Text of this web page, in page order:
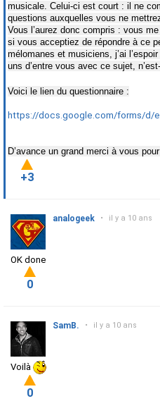
musicale. Celui-ci est court : il ne
questions auxquelles vous ne
Vous l’aurez donc compris : vous
si vous acceptiez de répondre à ce
mélomanes et musiciens, j’ai
uns d’entre vous avec ce sujet,
Voici le lien du questionnaire :
https://docs.google.com/forms/d/e/
D’avance un grand merci à vous
+3
analogeek • il y a 10 ans
OK done
0
SamB. • il y a 10 ans
Voilà
0